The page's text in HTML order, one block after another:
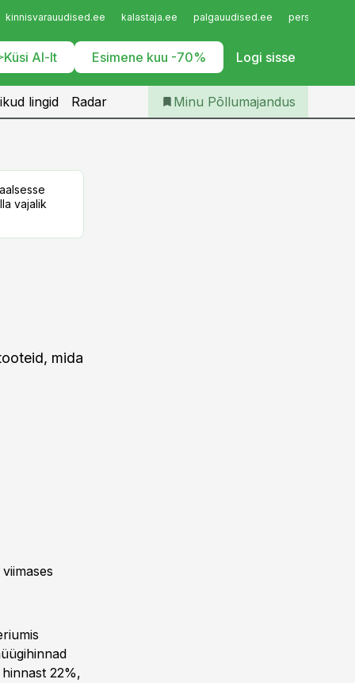
kinnisvarauudised.ee kalastaja.ee palgauudised.ee
Küsi AI-lt Esimene kuu -70% Logi sisse
Iseteenindus
Telli Põllumajandus
lingid Radar Minu Põllumajandus
vajalik
mida
22%,